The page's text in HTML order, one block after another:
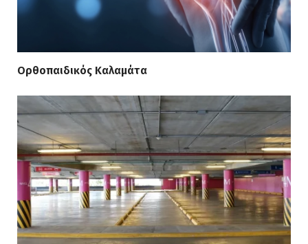
Ορθοπαιδικός Καλαμάτα